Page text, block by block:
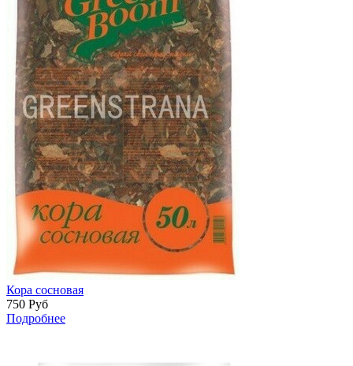
Кора сосновая
750 Руб
Подробнее